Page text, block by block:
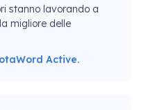
stanno lavorando a
migliore delle
Active.